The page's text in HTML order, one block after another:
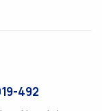
492